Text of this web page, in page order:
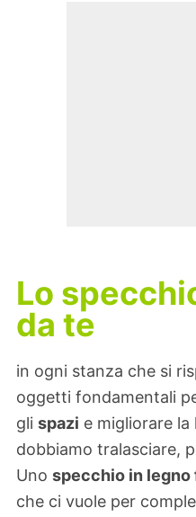
Lo
da te
in ogni stanza che si
oggetti fondamentali
gli spazi e migliorare la
dobbiamo tralasciare,
Uno specchio in legno
che ci vuole per